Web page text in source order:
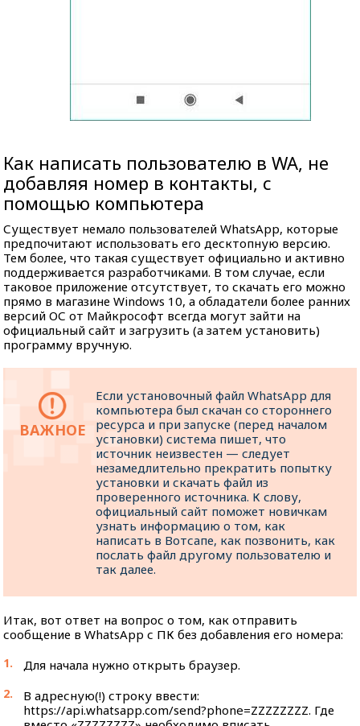
Как написать пользователю в WA, не
добавляя номер в контакты, с
помощью компьютера
Существует немало пользователей WhatsApp, которые
предпочитают использовать его десктопную версию.
Тем более, что такая существует официально и активно
поддерживается разработчиками. В том случае, если
таковое приложение отсутствует, то скачать его можно
прямо в магазине Windows 10, а обладатели более ранних
версий ОС от Майкрософт всегда могут зайти на
официальный сайт и загрузить (а затем установить)
программу вручную.
Если установочный файл WhatsApp для
компьютера был скачан со стороннего
ресурса и при запуске (перед началом
установки) система пишет, что
источник неизвестен — следует
незамедлительно прекратить попытку
установки и скачать файл из
проверенного источника. К слову,
официальный сайт поможет новичкам
узнать информацию о том, как
написать в Вотсапе, как позвонить, как
послать файл другому пользователю и
так далее.
Итак, вот ответ на вопрос о том, как отправить
сообщение в WhatsApp с ПК без добавления его номера:
Для начала нужно открыть браузер.
В адресную(!) строку ввести:
https://api.whatsapp.com/send?phone=ZZZZZZZZ. Где